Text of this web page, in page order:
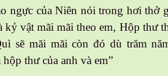
ngực của Niên nói trong hơi thở
kỷ vật mãi mãi theo em, Hộp thư
sẽ mãi mãi còn đó dù trăm
thư của anh và em”